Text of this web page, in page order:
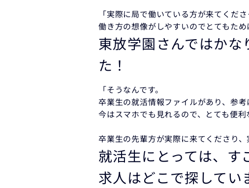
「実際に局で働いている方が来てくだ
働き方の想像がしやすいのでとてもため
東放学園さんではか
た！
「そうなんです。
卒業生の就活情報ファイルがあり、参考
今はスマホでも見れるので、とても便利
卒業生の先輩方が実際に来てくださり
就活生にとっては、す
求人はどこで探してい